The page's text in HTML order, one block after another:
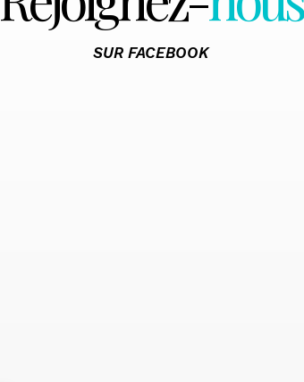
SUR FACEBOOK